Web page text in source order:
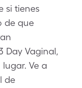
si tienes
de que
Day Vaginal,
Ve a
de